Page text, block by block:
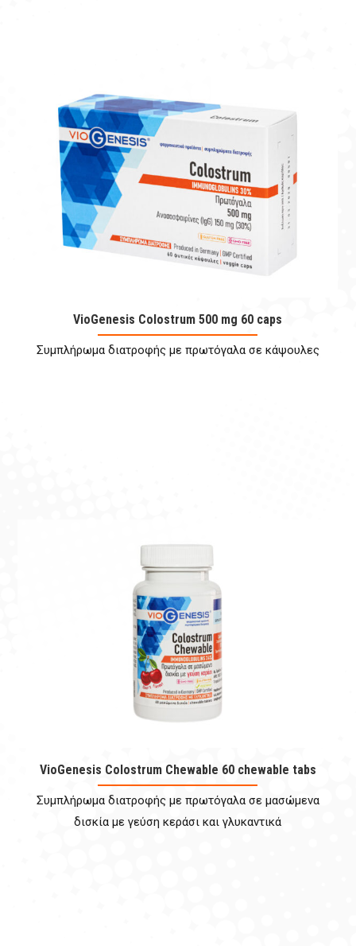
VioGenesis Colostrum 500 mg 60 caps
Συμπλήρωμα διατροφής με πρωτόγαλα σε κάψουλες
VioGenesis Colostrum Chewable 60 chewable tabs
Συμπλήρωμα διατροφής με πρωτόγαλα σε μασώμενα
δισκία με γεύση κεράσι και γλυκαντικά